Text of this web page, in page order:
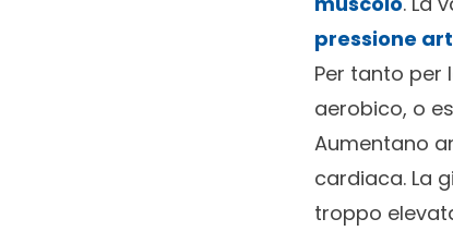
pressione
Per tanto per
aerobico, o
Aumentano
cardiaca. La
troppo